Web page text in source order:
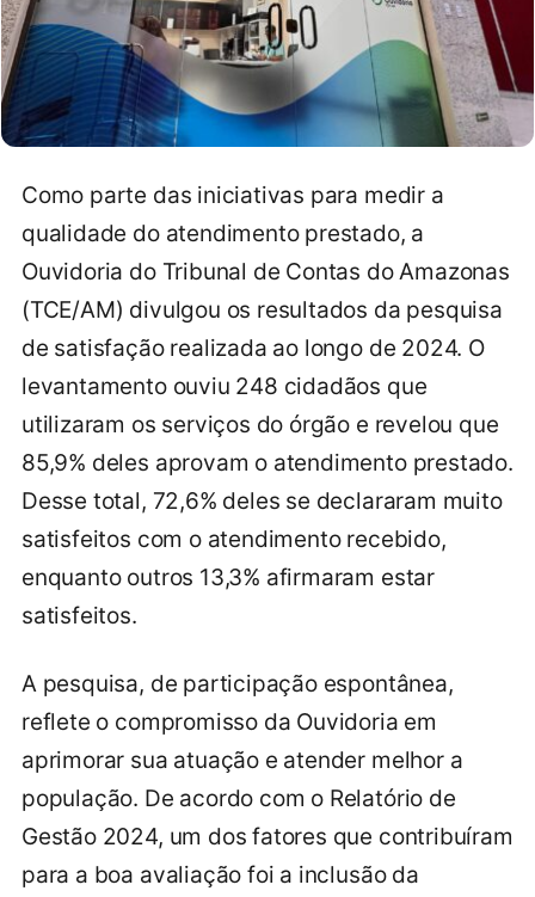
Como parte das iniciativas para medir a
qualidade do atendimento prestado, a
Ouvidoria do Tribunal de Contas do Amazonas
(TCE/AM) divulgou os resultados da pesquisa
de satisfação realizada ao longo de 2024. O
levantamento ouviu 248 cidadãos que
utilizaram os serviços do órgão e revelou que
85,9% deles aprovam o atendimento prestado.
Desse total, 72,6% deles se declararam muito
satisfeitos com o atendimento recebido,
enquanto outros 13,3% afirmaram estar
satisfeitos.
A pesquisa, de participação espontânea,
reflete o compromisso da Ouvidoria em
aprimorar sua atuação e atender melhor a
população. De acordo com o Relatório de
Gestão 2024, um dos fatores que contribuíram
para a boa avaliação foi a inclusão da